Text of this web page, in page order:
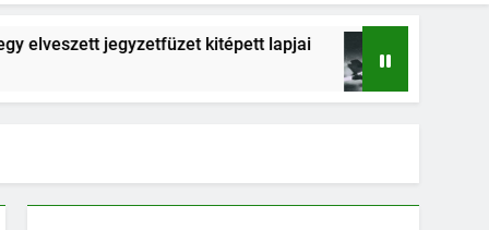
kitépett lapjai
2 Hónap Ezelőtt